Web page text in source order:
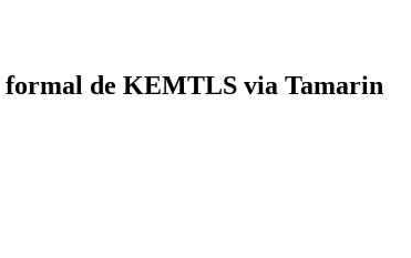
formal de KEMTLS via Tamarin